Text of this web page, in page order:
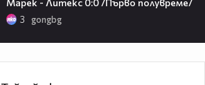
3 gongbg